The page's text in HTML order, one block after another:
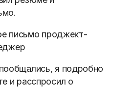
я подробно
и расспросил о